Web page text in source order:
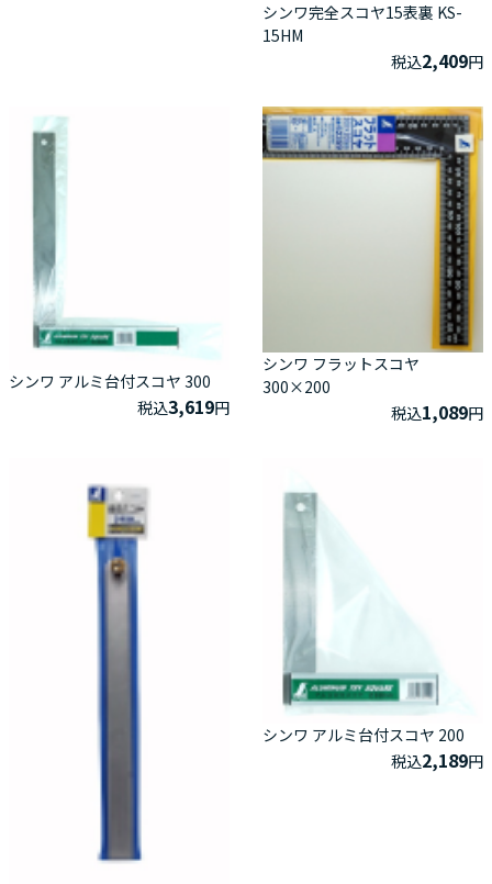
シンワ完全スコヤ15表裏 KS-
15HM
税込2,409円
シンワ アルミ台付スコヤ 300
税込3,619円
シンワ フラットスコヤ
300×200
税込1,089円
シンワ アルミ台付スコヤ 200
税込2,189円